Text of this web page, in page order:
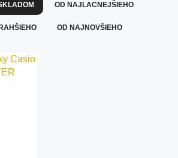
OD NAJLACNEJŠIEHO
OD NAJNOVŠIEHO